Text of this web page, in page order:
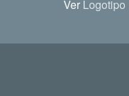
Ver Logotipo